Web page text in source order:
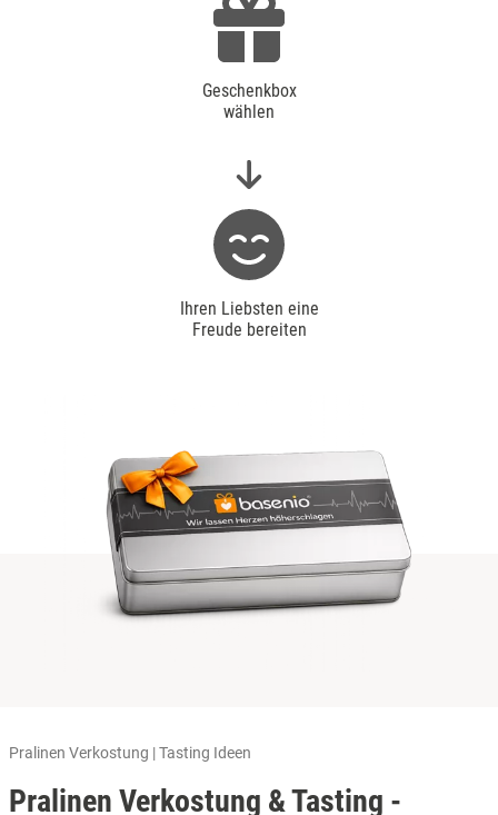
Geschenkbox
wählen
Ihren Liebsten eine
Freude bereiten
Pralinen Verkostung | Tasting Ideen
Pralinen Verkostung & Tasting -